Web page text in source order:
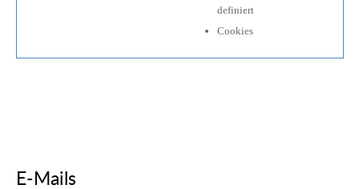
definiert
Cookies
E-Mails